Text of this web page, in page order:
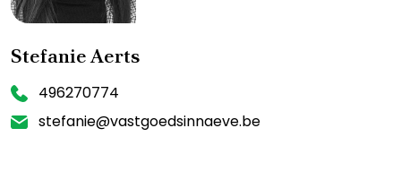
Stefanie Aerts
496270774
stefanie@vastgoedsinnaeve.be